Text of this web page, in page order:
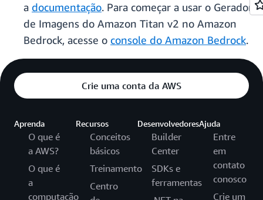
a documentação. Para começar a usar o Gerador
de Imagens do Amazon Titan v2 no Amazon
Bedrock, acesse o console do Amazon Bedrock.
Crie uma conta da AWS
Aprenda
O que é
a AWS?
O que é
a
computação
Recursos
Conceitos
básicos
Treinamento
Centro
Desenvolvedores
Builder
Center
SDKs e
ferramentas
Ajuda
Entre
em
contato
conosco
Crie um